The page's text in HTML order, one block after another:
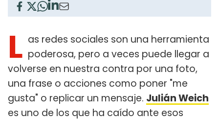
L as redes sociales son una herramienta
poderosa, pero a veces puede llegar a
volverse en nuestra contra por una foto,
una frase o acciones como poner "me
gusta" o replicar un mensaje. Julián Weich
es uno de los que ha caído ante esos